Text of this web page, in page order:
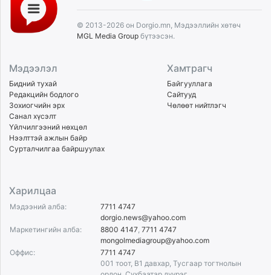
© 2013-2026 он Dorgio.mn, Мэдээллийн хөтөч
MGL Media Group бүтээсэн.
Мэдээлэл
Бидний тухай
Редакцийн бодлого
Зохиогчийн эрх
Санал хүсэлт
Үйлчилгээний нөхцөл
Нээлттэй ажлын байр
Сурталчилгаа байршуулах
Хамтрагч
Байгууллага
Сайтууд
Чөлөөт нийтлэгч
Харилцаа
Мэдээний алба:
7711 4747
dorgio.news@yahoo.com
Маркетингийн алба:
8800 4147 7711 4747
mongolmediagroup@yahoo.com
Оффис:
7711 4747
001 тоот, B1 давхар, Тусгаар тогтнолын